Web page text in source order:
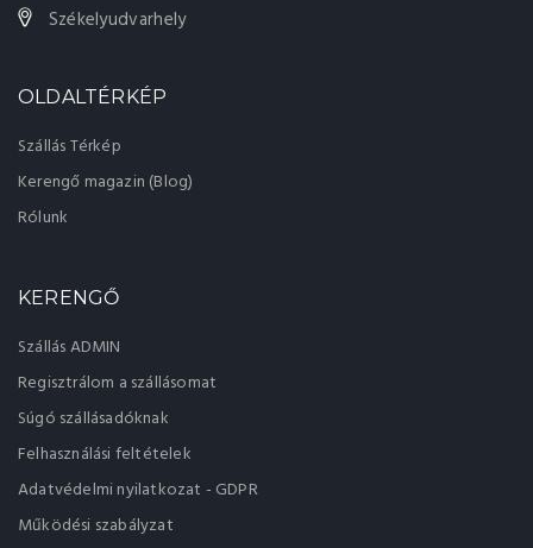
Székelyudvarhely
OLDALTÉRKÉP
Szállás Térkép
Kerengő magazin (Blog)
Rólunk
KERENGŐ
Szállás ADMIN
Regisztrálom a szállásomat
Súgó szállásadóknak
Felhasználási feltételek
Adatvédelmi nyilatkozat - GDPR
Működési szabályzat